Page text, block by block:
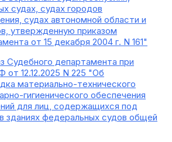
судах, судах городов
судах автономной области и
утвержденную приказом
от 15 декабря 2004 г. N 161"
Судебного департамента при
12.12.2025 N 225 "Об
материально-технического
гигиенического обеспечения
для лиц, содержащихся под
зданиях федеральных судов общей